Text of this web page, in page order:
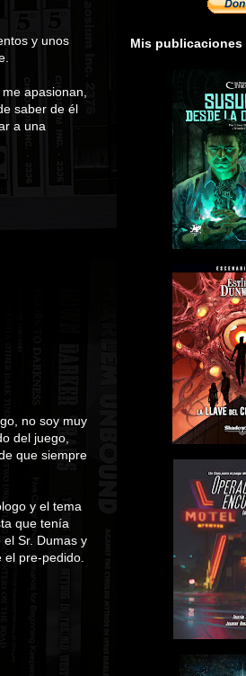
y unos
apasionan,
saber de él
a una
no soy muy
del juego,
que siempre
y el tema
que tenía
Sr. Dumas y
pre-pedido.
Mis publicaciones